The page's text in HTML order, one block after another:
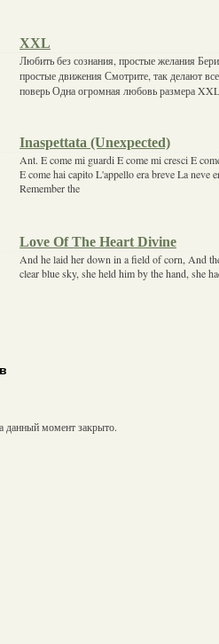
XXL
Любить без сознания, простые желания
простые движения Смотрите, так делают
поверь Одна огромная любовь размера
Inaspettata (Unexpected)
Ant. E come mi guardi E come mi cresci E
E come hai capito L'appello era breve La neve
Remember the
Love Of The Heart Divine
And he laid her down in a field of corn, And
clear blue sky, she held him by the hand, she
данный момент закрыто.